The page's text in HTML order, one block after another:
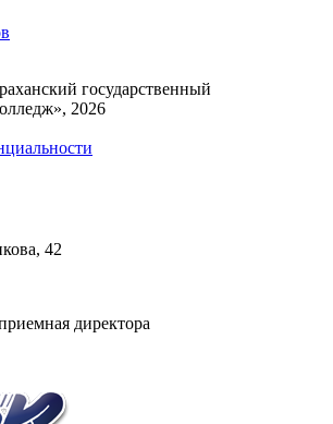
государственный
2026
42
директора